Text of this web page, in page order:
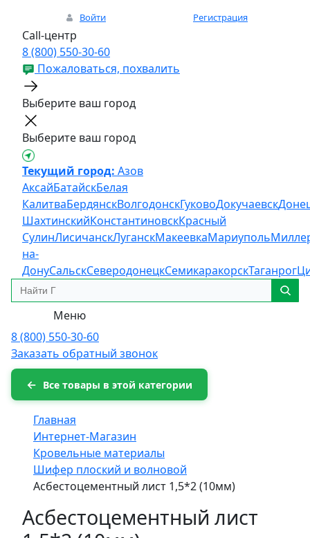
Войти Регистрация
Call-центр
8 (800) 550-30-60
Пожаловаться, похвалить
Выберите ваш город
Выберите ваш город
Текущий город: Азов
АксайБатайскБелая
КалитваБердянскВолгодонскГуковоДокучаевск
ШахтинскийКонстантиновскКрасный
СулинЛисичанскЛуганскМакеевкаМариуполь
на-
ДонуСальскСеверодонецкСемикаракорскТаганрог
Меню
8 (800) 550-30-60
Заказать обратный звонок
Все товары в этой категории
Главная
Интернет-Магазин
Кровельные материалы
Шифер плоский и волновой
Асбестоцементный лист 1,5*2 (10мм)
Асбестоцементный лист